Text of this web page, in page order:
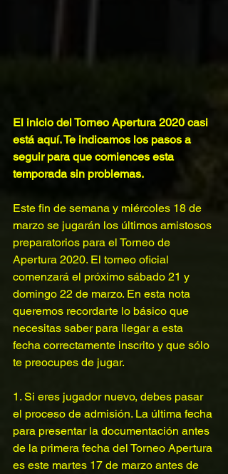
El inicio del Torneo Apertura 2020 casi
está aquí. Te indicamos los pasos a
seguir para que comiences esta
temporada sin problemas.
Este fin de semana y miércoles 18 de
marzo se jugarán los últimos amistosos
preparatorios para el Torneo de
Apertura 2020. El torneo oficial
comenzará el próximo sábado 21 y
domingo 22 de marzo. En esta nota
queremos recordarte lo básico que
necesitas saber para llegar a esta
fecha correctamente inscrito y que sólo
te preocupes de jugar.
1. Si eres jugador nuevo, debes pasar
el proceso de admisión. La última fecha
para presentar la documentación antes
de la primera fecha del Torneo Apertura
es este martes 17 de marzo antes de